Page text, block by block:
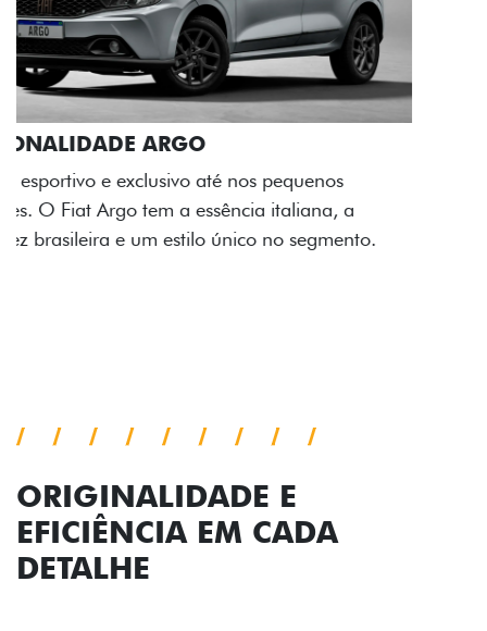
ACABAMENTO E DESIGN INTERNO
A flag italiana e o novo logo Fiat também aparecem
no interior do carro, que possui acabamento
impecável e detalhes escurecidos.
ORIGINALIDADE E
EFICIÊNCIA EM CADA
DETALHE